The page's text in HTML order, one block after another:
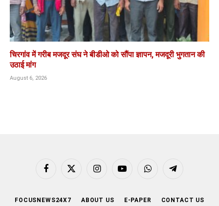
चिरगांव में गरीब मजदूर संघ ने बीडीओ को सौंपा ज्ञापन, मजदूरी भुगतान की
उठाई मांग
August 6, 2026
Facebook
X
InstagramYouTubeWhatsAppTelegram
FOCUSNEWS24X7 ABOUT US E-PAPER CONTACT US